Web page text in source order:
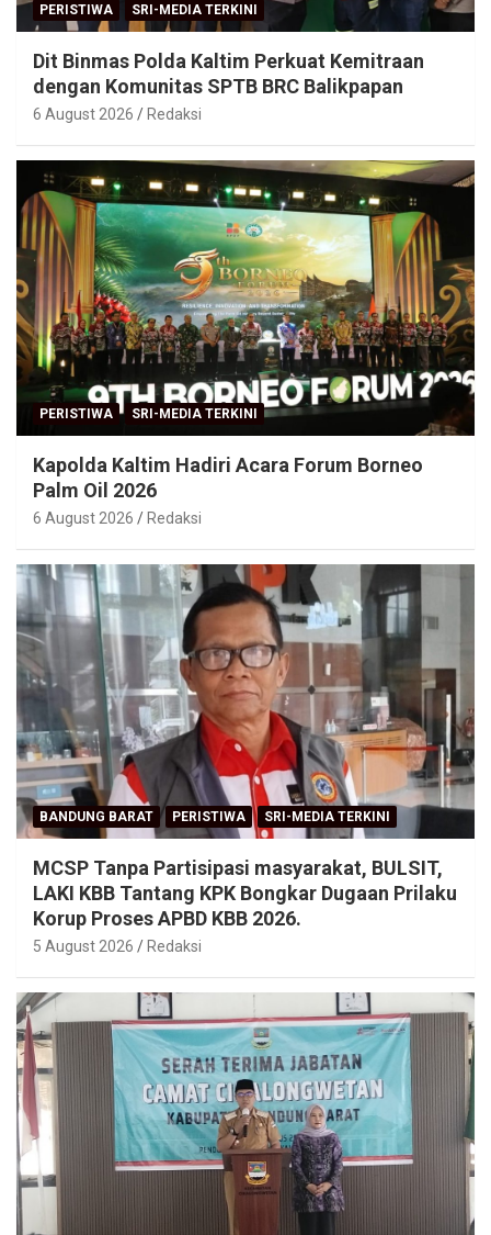
PERISTIWA SRI-MEDIA TERKINI
Dit Binmas Polda Kaltim Perkuat Kemitraan
dengan Komunitas SPTB BRC Balikpapan
6 August 2026 Redaksi
PERISTIWA SRI-MEDIA TERKINI
Kapolda Kaltim Hadiri Acara Forum Borneo
Palm Oil 2026
6 August 2026 Redaksi
BANDUNG BARAT PERISTIWA SRI-MEDIA TERKINI
MCSP Tanpa Partisipasi masyarakat, BULSIT,
LAKI KBB Tantang KPK Bongkar Dugaan Prilaku
Korup Proses APBD KBB 2026.
5 August 2026 Redaksi